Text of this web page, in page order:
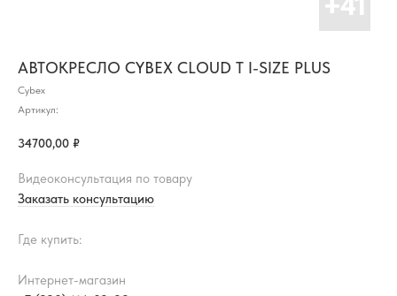
АВТОКРЕСЛО CYBEX CLOUD T I-SIZE PLUS
Cybex
Артикул:
34700,00 ₽
Видеоконсультация по товару
Заказать консультацию
Где купить:
Интернет-магазин